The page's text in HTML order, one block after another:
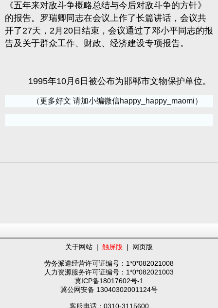
《五年来对敌斗争概略总结与今后对敌斗争的方针》
的报告。罗瑞卿同志在会议上作了长篇讲话，会议共
开了27天， 2月 20 日结束，会议通过了邓小平同志的报
告及关于群众工作、财政、经济建设专项报告。
1995年10月 6 日被公布为邯郸市文物保护单位。
（更多好文 请加小编微信happy_happy_maomi）
关于网站 | 触屏版 | 网页版
劳务派遣经营许可证编号：1*0*082021008
人力资源服务许可证编号：1*0*082021003
冀ICP备18017602号-1
冀公网安备 13040302001124号
客服电话：0310-3115600